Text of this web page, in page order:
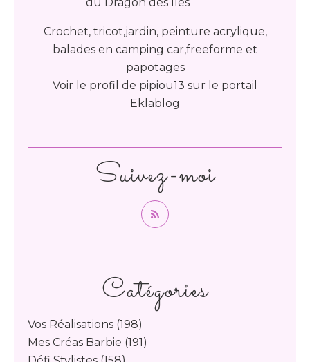
Catégories
Vos Réalisations (198)
Mes Créas Barbie (191)
Crochet, tricot,jardin, peinture acrylique,
balades en camping car,freeforme et
papotages
Voir le profil de pipiou13 sur le portail
Eklablog
Suivez-moi